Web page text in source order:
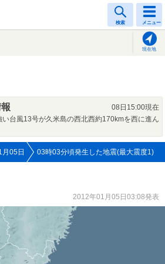
検索 メニュー
現在地
08日15:00現在
い台風13号が久米島の西北西約170kmを西に進ん
05日 03時03分頃発生した地震(最大震度1)
2012年01月05日03:08発表